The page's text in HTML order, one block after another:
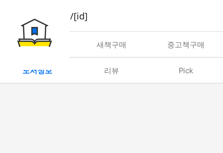
book/rent/[id]
대여 새책구매 중고책구매
도서정보 리뷰 Pick